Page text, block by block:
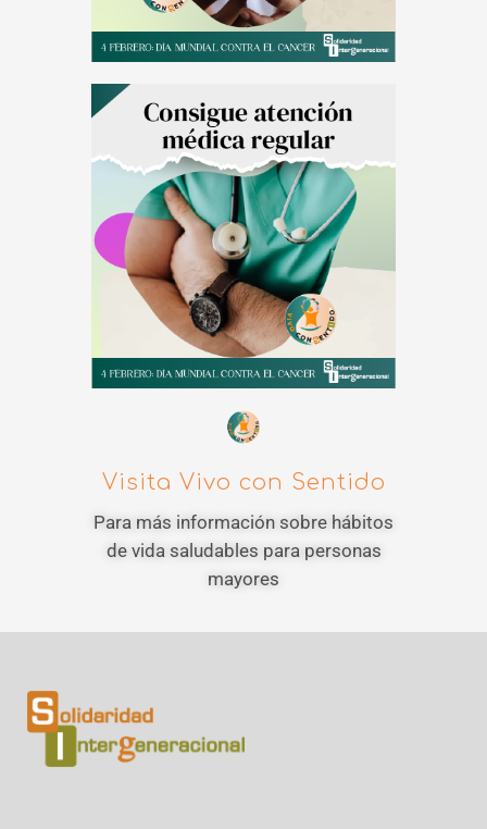
Visita Vivo con Sentido
Para más información sobre hábitos
de vida saludables para personas
mayores